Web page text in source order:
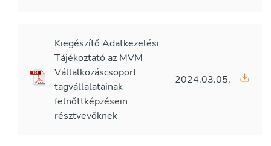
Kiegészítő Adatkezelési
Tájékoztató az MVM
Vállalkozáscsoport
tagvállalatainak
felnőttképzésein
résztvevőknek
2024.03.05.